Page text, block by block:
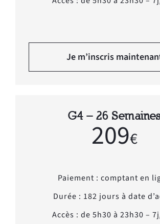
Je m’inscris
G4 – 26
209€
Paiement : comptant en
Durée : 182 jours à date
Accès : de 5h30 à 23h30 –